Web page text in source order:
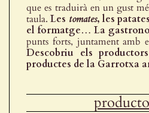
que es traduirà en un gust
taula.Les tomates, les
el formatge…La
punts forts, juntament amb
Descobriu els
productes de la Garrotxa